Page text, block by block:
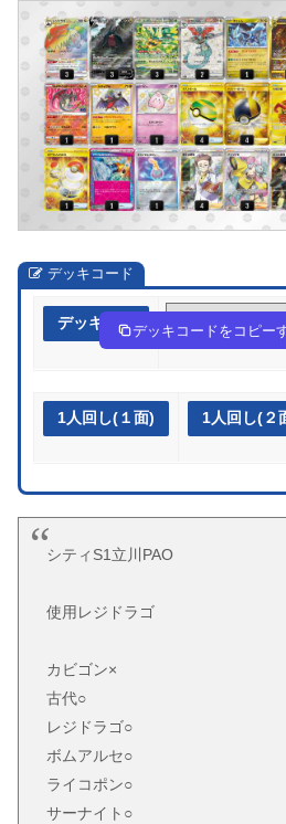
デッキコード
デッキ作成 gHHN6L-fVCDnR-
デッキコードをコピーす
1人回し(１面) 1人回し(２
シティS1立川PAO
使用レジドラゴ
カビゴン×
古代○
レジドラゴ○
ボムアルセ○
ライコポン○
サーナイト○